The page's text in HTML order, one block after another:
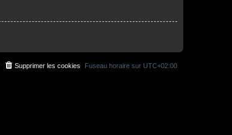
Fuseau horaire sur UTC+02:00
Supprimer les cookies